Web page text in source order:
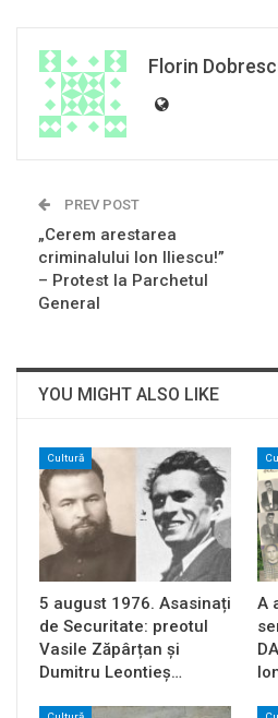
Florin
PREV POST
„Cerem arestarea
criminalului Ion Iliescu!”
– Protest la Parchetul
General
YOU MIGHT ALSO LIKE
Cultură
5 august 1976. Asasinați
de Securitate: preotul
Vasile Zăpârțan și
Dumitru Leontieș…
A